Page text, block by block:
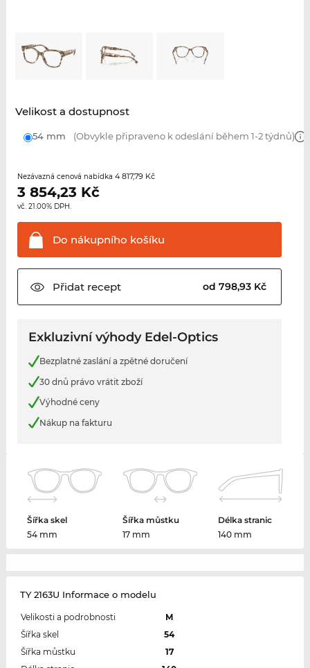
Velikost a dostupnost
54 mm (Obvykle připraveno k odeslání během 1-2 týdnů)
Nezávazná cenová nabídka 4 817,79 Kč
3 854,23 Kč
vč. 21.00% DPH.
Do nákupního košíku
Přidatrecept od 798,93 Kč
Exkluzivní výhody Edel-Optics
Bezplatné zaslání a zpětné doručení
30 dnů právo vrátit zboží
Výhodné ceny
Nákup na fakturu
Šířka skel
54 mm
Šířka můstku
17 mm
Délka stranic
140 mm
TY 2163U Informace o modelu
Velikosti a podrobnosti
M
Šířka skel
54
Šířka můstku
17